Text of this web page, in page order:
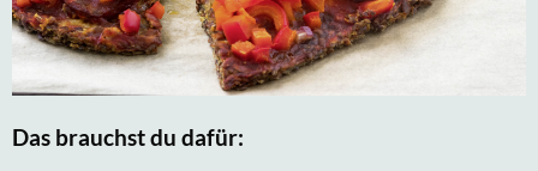
Das brauchst du dafür: